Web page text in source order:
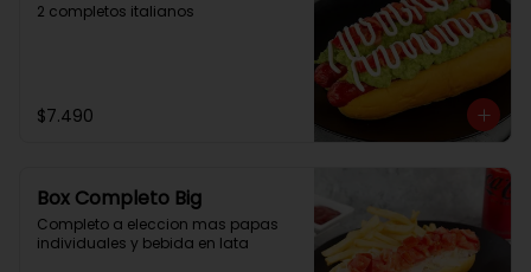
2 completos italianos
$7.490
Box Completo Big
Completo a eleccion mas papas
individuales y bebida en lata